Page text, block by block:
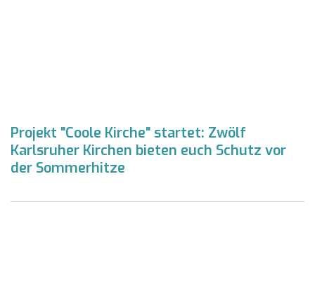
Projekt "Coole Kirche" startet: Zwölf
Karlsruher Kirchen bieten euch Schutz vor
der Sommerhitze